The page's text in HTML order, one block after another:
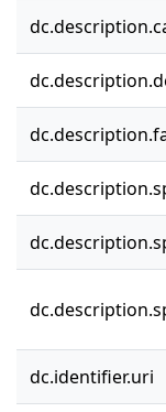
dc.identifier.uri